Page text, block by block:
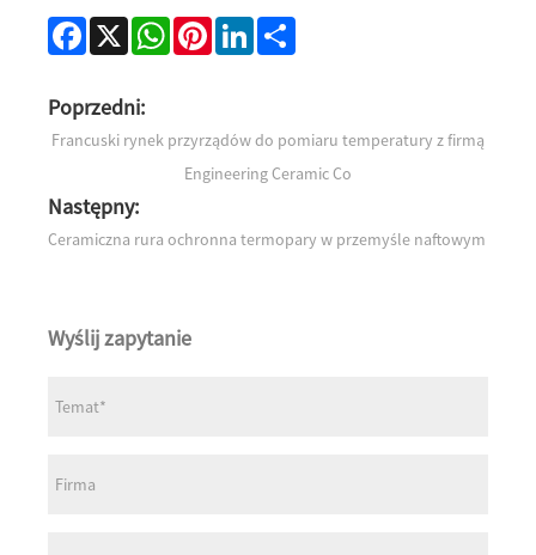
Facebook
X WhatsAppPinterestLinkedIn
Poprzedni:
Francuski rynek przyrządów do pomiaru temperatury z firmą
Engineering Ceramic Co
Następny:
Ceramiczna rura ochronna termopary w przemyśle naftowym
Wyślij zapytanie